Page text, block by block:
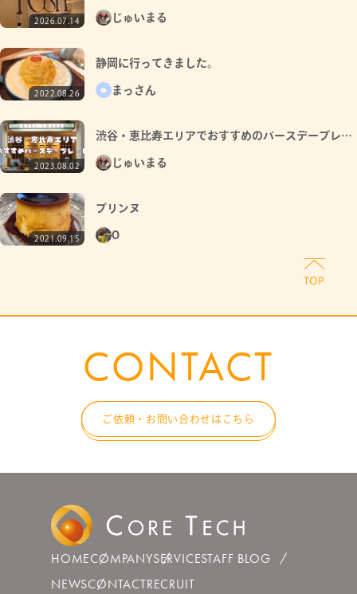
2026.07.14
てきた
じゅいまる
2022.08.26
静岡に行ってきました。
まっさん
2023.08.02
渋谷・恵比寿エリアでおすすめのバースデープレー
トのあるお店をご紹介！
じゅいまる
2021.09.15
プリンヌ
O
CONTACT
ご依頼・お問い合わせはこちら
HOMECOMPANYSERVICESTAFF BLOG
NEWSCONTACTRECRUIT